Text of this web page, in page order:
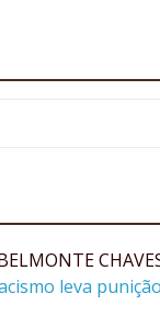
leva